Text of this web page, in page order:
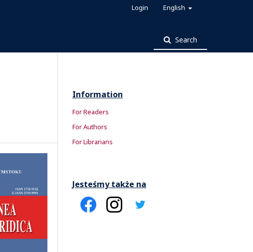
Search
English
Login
Information
For Readers
For Authors
For Librarians
Jesteśmy także na